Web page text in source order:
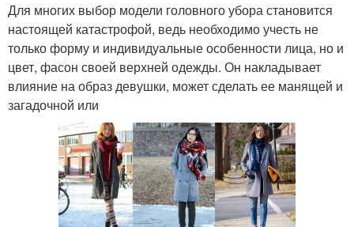
Для многих выбор модели головного убора становится
настоящей катастрофой, ведь необходимо учесть не
только форму и индивидуальные особенности лица, но и
цвет, фасон своей верхней одежды. Он накладывает
влияние на образ девушки, может сделать ее манящей и
загадочной или